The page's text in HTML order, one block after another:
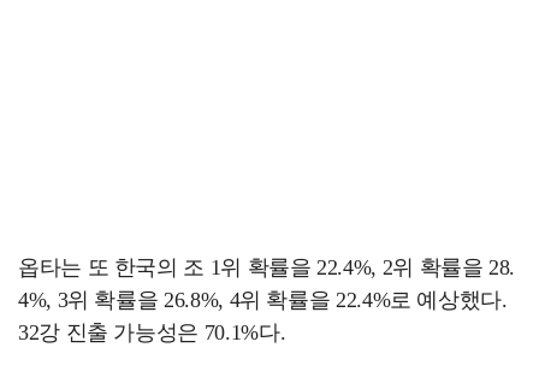
옵타는 또 한국의 조 1위 확률을 22.4%, 2위 확률을 28.
4%, 3위 확률을 26.8%, 4위 확률을 22.4%로 예상했다.
32강 진출 가능성은 70.1%다.